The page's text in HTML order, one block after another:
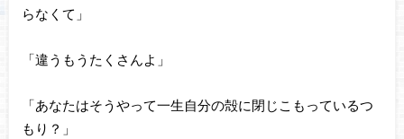
らなくて」
「違うもうたくさんよ」
「あなたはそうやって一生自分の殻に閉じこもっているつ
もり？」